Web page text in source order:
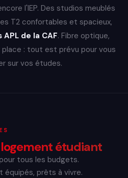
l'IEP. Des studios meublés
T2 confortables et spacieux,
APL de la CAF. Fibre optique,
: tout est prévu pour vous
sur vos études.
logement étudiant
tous les budgets.
équipés, prêts à vivre.